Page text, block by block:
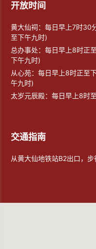
开放时间
黄大仙祠：每日早上7时30
至下午九时)
总办事处：每日早上8时正
下午九时)
从心苑：每日早上8时正至
午九时)
太岁元辰殿：每日早上8时
交通指南
从黄大仙地铁站B2出口，